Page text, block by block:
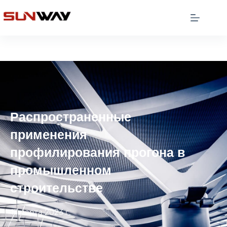
Распространенные
применения
профилирования прогона в
промышленном
строительстве
17 марта 2023 г.